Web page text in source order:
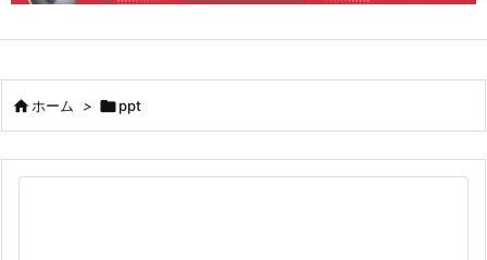


次へ
ホーム > ppt